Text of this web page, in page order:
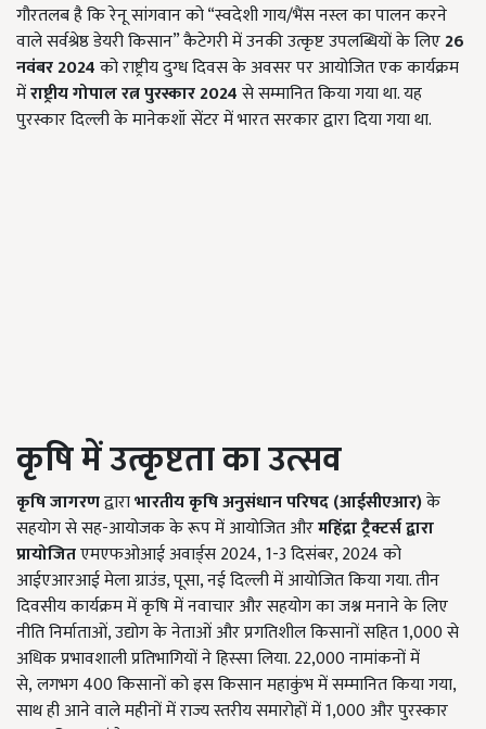
गौरतलब है कि रेनू सांगवान को “स्वदेशी गाय/भैंस नस्ल का पालन करने
वाले सर्वश्रेष्ठ डेयरी किसान” कैटेगरी में उनकी उत्कृष्ट उपलब्धियों के लिए26
नवंबर 2024को राष्ट्रीय दुग्ध दिवस के अवसर पर आयोजित एक कार्यक्रम
मेंराष्ट्रीय गोपाल रत्न पुरस्कार 2024से सम्मानित किया गया था. यह
पुरस्कार दिल्ली के मानेकशॉ सेंटर में भारत सरकार द्वारा दिया गया था.
कृषि में उत्कृष्टता का उत्सव
कृषि जागरणद्वाराभारतीय कृषि अनुसंधान परिषद (आईसीएआर)के
सहयोग से सह-आयोजक के रूप में आयोजित औरमहिंद्रा ट्रैक्टर्स द्वारा
प्रायोजितएमएफओआई अवार्ड्स 2024, 1-3 दिसंबर, 2024 को
आईएआरआई मेला ग्राउंड, पूसा, नई दिल्ली में आयोजित किया गया. तीन
दिवसीय कार्यक्रम में कृषि में नवाचार और सहयोग का जश्न मनाने के लिए
नीति निर्माताओं, उद्योग के नेताओं और प्रगतिशील किसानों सहित 1,000 से
अधिक प्रभावशाली प्रतिभागियों ने हिस्सा लिया. 22,000 नामांकनों में
से, लगभग 400 किसानों को इस किसान महाकुंभ में सम्मानित किया गया,
साथ ही आने वाले महीनों में राज्य स्तरीय समारोहों में 1,000 और पुरस्कार